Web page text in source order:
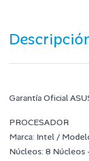
Garantía Oficial
PROCESADOR
Marca: Intel /
Núcleos: 8 Núcleos